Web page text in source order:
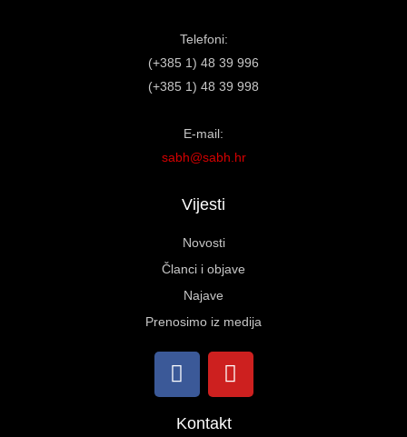
Telefoni:
(+385 1) 48 39 996
(+385 1) 48 39 998
E-mail:
sabh@sabh.hr
Vijesti
Novosti
Članci i objave
Najave
Prenosimo iz medija
Kontakt